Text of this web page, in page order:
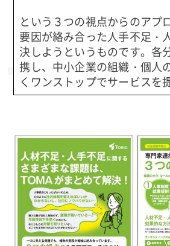
という３つの視点からのアプ
要因が絡み合った人手不足・
決しようというものです。各
携し、中小企業の組織・個人
くワンストップでサービスを